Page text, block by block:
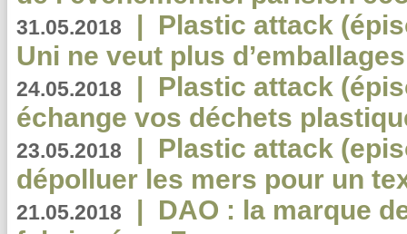
31.05.2018 | Plastic attack
Uni ne veut plus
24.05.2018 | Plastic attack
échange vos déchets
23.05.2018 | Plastic attack
dépolluer les mers pour un
21.05.2018 | DAO : la marque